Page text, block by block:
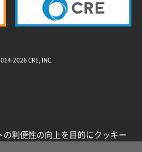
2026 CRE, INC.
利便性の向上を目的にクッキー